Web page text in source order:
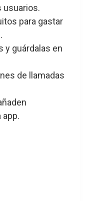
usuarios.
para gastar
y guárdalas en
de llamadas